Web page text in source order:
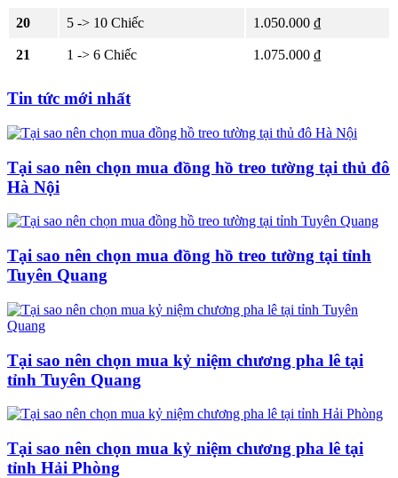
20 5 -> 10 Chiếc 1.050.000 ₫
21 1 -> 6 Chiếc 1.075.000 ₫
Tin tức mới nhất
Tại sao nên chọn mua đồng hồ treo tường tại thủ đô
Hà Nội
Tại sao nên chọn mua đồng hồ treo tường tại tỉnh
Tuyên Quang
Tại sao nên chọn mua kỷ niệm chương pha lê tại
tỉnh Tuyên Quang
Tại sao nên chọn mua kỷ niệm chương pha lê tại
tỉnh Hải Phòng